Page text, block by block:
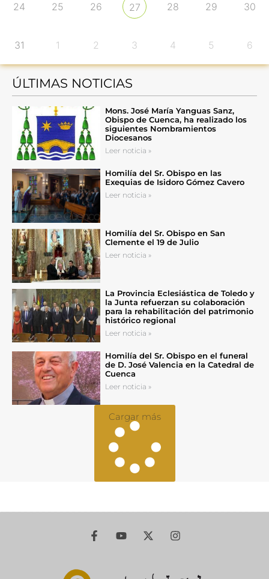
24 25 26 27 28 29 30
31 1 2 3 4 5 6
ÚLTIMAS NOTICIAS
Mons. José María Yanguas Sanz,
Obispo de Cuenca, ha realizado los
siguientes Nombramientos
Diocesanos
Leer noticia »
Homilía del Sr. Obispo en las
Exequias de Isidoro Gómez Cavero
Leer noticia »
Homilía del Sr. Obispo en San
Clemente el 19 de Julio
Leer noticia »
La Provincia Eclesiástica de Toledo y
la Junta refuerzan su colaboración
para la rehabilitación del patrimonio
histórico regional
Leer noticia »
Homilía del Sr. Obispo en el funeral
de D. José Valencia en la Catedral de
Cuenca
Leer noticia »
Cargar más